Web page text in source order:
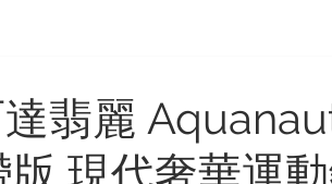
IWC Hublot Vintage
翡麗
現代奢華運